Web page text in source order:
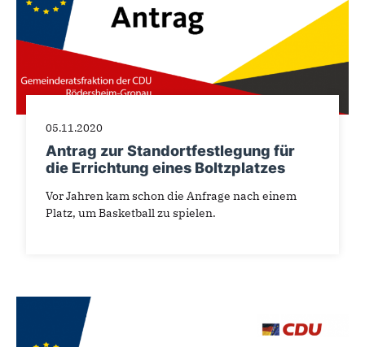
05.11.2020
Antrag zur Standortfestlegung für
die Errichtung eines Boltzplatzes
Vor Jahren kam schon die Anfrage nach einem
Platz, um Basketball zu spielen.